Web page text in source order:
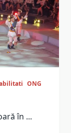
ONG
în ...